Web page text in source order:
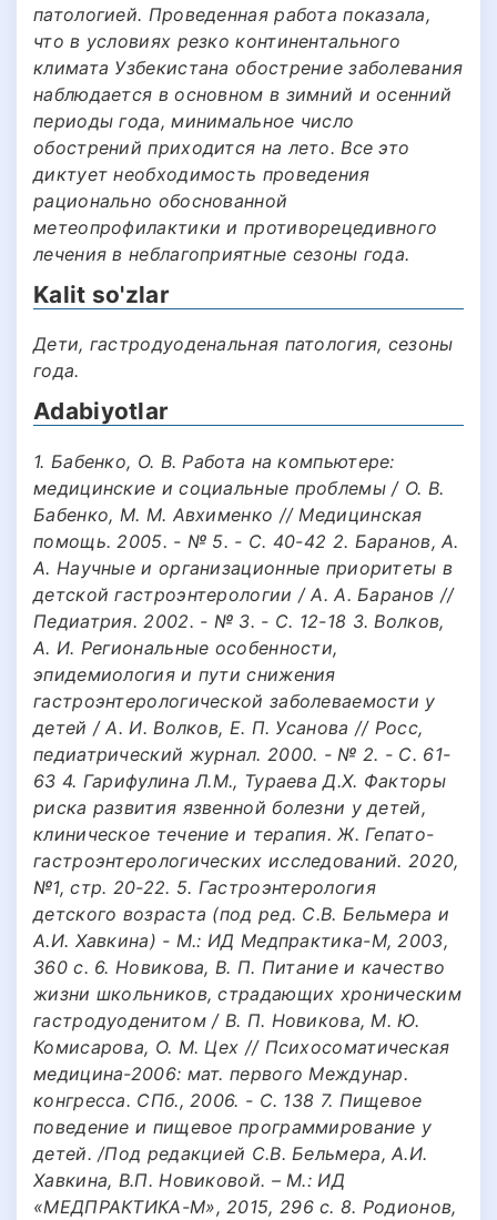
патологией. Проведенная работа показала,
что в условиях резко континентального
климата Узбекистана обострение заболевания
наблюдается в основном в зимний и осенний
периоды года, минимальное число
обострений приходится на лето. Все это
диктует необходимость проведения
рационально обоснованной
метеопрофилактики и противорецедивного
лечения в неблагоприятные сезоны года.
Kalit so'zlar
Дети, гастродуоденальная патология, сезоны
года.
Adabiyotlar
1. Бабенко, О. В. Работа на компьютере:
медицинские и социальные проблемы / О. В.
Бабенко, М. М. Авхименко // Медицинская
помощь. 2005. - № 5. - С. 40-42 2. Баранов, А.
А. Научные и организационные приоритеты в
детской гастроэнтерологии / А. А. Баранов //
Педиатрия. 2002. - № 3. - С. 12-18 3. Волков,
А. И. Региональные особенности,
эпидемиология и пути снижения
гастроэнтерологической заболеваемости у
детей / А. И. Волков, Е. П. Усанова // Росс,
педиатрический журнал. 2000. - № 2. - С. 61-
63 4. Гарифулина Л.М., Тураева Д.Х. Факторы
риска развития язвенной болезни у детей,
клиническое течение и терапия. Ж. Гепато-
гастроэнтерологических исследований. 2020,
№1, стр. 20-22. 5. Гастроэнтерология
детского возраста (под ред. С.В. Бельмера и
А.И. Хавкина) - М.: ИД Медпрактика-М, 2003,
360 с. 6. Новикова, В. П. Питание и качество
жизни школьников, страдающих хроническим
гастродуоденитом / В. П. Новикова, М. Ю.
Комисарова, О. М. Цех // Психосоматическая
медицина-2006: мат. первого Междунар.
конгресса. СПб., 2006. - С. 138 7. Пищевое
поведение и пищевое программирование у
детей. /Под редакцией С.В. Бельмера, А.И.
Хавкина, В.П. Новиковой. – М.: ИД
«МЕДПРАКТИКА-М», 2015, 296 с. 8. Родионов,